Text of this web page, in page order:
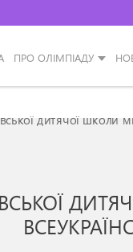
ПРО ОЛІМПІАДУ
дитячої школи